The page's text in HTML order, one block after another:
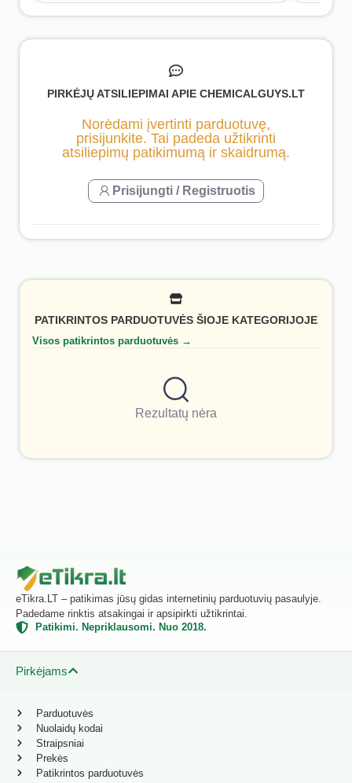
PIRKĖJŲ ATSILIEPIMAI APIE CHEMICALGUYS.LT
Norėdami įvertinti parduotuvę,
prisijunkite. Tai padeda užtikrinti
atsiliepimų patikimumą ir skaidrumą.
Prisijungti / Registruotis
PATIKRINTOS PARDUOTUVĖS ŠIOJE KATEGORIJOJE
Visos patikrintos parduotuvės →
Rezultatų nėra
eTikra.LT – patikimas jūsų gidas internetinių parduotuvių pasaulyje.
Padedame rinktis atsakingai ir apsipirkti užtikrintai.
Patikimi. Nepriklausomi. Nuo 2018.
Pirkėjams
Parduotuvės
Nuolaidų kodai
Straipsniai
Prekės
Patikrintos parduotuvės